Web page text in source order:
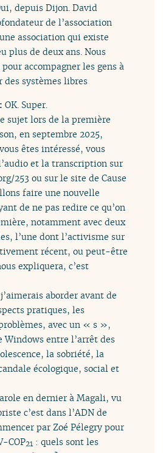
depuis Dijon. David
de l’association
association qui existe
plus de deux ans. Nous
accompagner les gens à
des systèmes libres
:OK. Super.
sujet lors de la première
en septembre 2025,
êtes intéressé, vous
et la transcription sur
253 ou sur le site de Cause
faire une nouvelle
de ne pas redire ce qu’on
notamment avec deux
l’une dont l’activisme sur
récent, ou peut-être
expliquera, c’est
aborder avant de
pratiques, les
avec un « s »,
Windows entre l’arrêt des
la sobriété, la
écologique, social et
en dernier à Magali, vu
c’est dans l’ADN de
par Zoé Pélegry pour
COP21 : quels sont les